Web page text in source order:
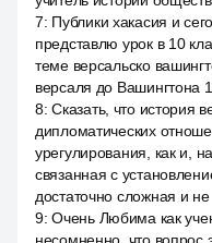
7: Публики хакасия и
представлю урок в 10
теме версальско
версаля до Вашингтона
8:Сказать, что история
дипломатических
урегулирования, как и,
связанная с
достаточно сложная и не
9:Очень Любима как